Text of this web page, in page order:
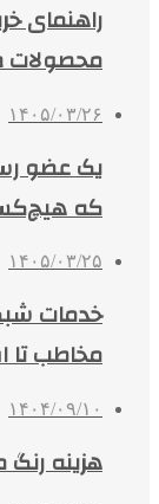
راهنمای
محصولات
۱۴۰۵/۰۳/۲۶
یک عضو
که
۱۴۰۵/۰۳/۲۵
مخاطب تا
۱۴۰۴/۰۹/۱۰
هزینه